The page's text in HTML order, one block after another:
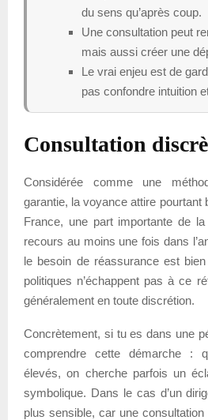
du sens qu’après coup.
Une consultation peut
mais aussi créer une
Le vrai enjeu est de
pas confondre intuition
Consultation
Considérée comme une
garantie, la voyance attire pourtant
France, une part importante de
recours au moins une fois dans
le besoin de réassurance est
politiques n’échappent pas à ce
généralement en toute discrétion.
Concrètement, si tu es dans une
comprendre cette démarche :
élevés, on cherche parfois un
symbolique. Dans le cas d’un
plus sensible, car une